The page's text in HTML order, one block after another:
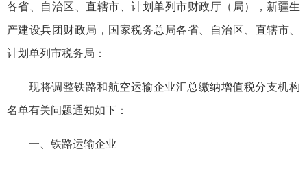
各省、自治区、直辖市、计划单列市财政厅（局），新疆生
产建设兵团财政局，国家税务总局各省、自治区、直辖市、
计划单列市税务局：
现将调整铁路和航空运输企业汇总缴纳增值税分支机构
名单有关问题通知如下：
一、铁路运输企业